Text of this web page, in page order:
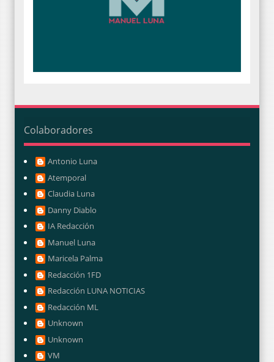
Colaboradores
Antonio Luna
Atemporal
Claudia Luna
Danny Diablo
IA Redacción
Manuel Luna
Maricela Palma
Redacción 1FD
Redacción LUNA NOTICIAS
Redacción ML
Unknown
Unknown
VM